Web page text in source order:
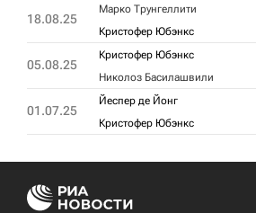
18.08.25
Марко Трунгеллити
Кристофер Юбэнкс
05.08.25
Кристофер Юбэнкс
Николоз Басилашвили
01.07.25
Йеспер де Йонг
Кристофер Юбэнкс